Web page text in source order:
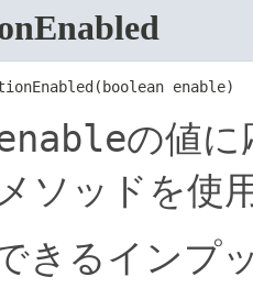
enable)
の値に
ソッドを使
きるインプ